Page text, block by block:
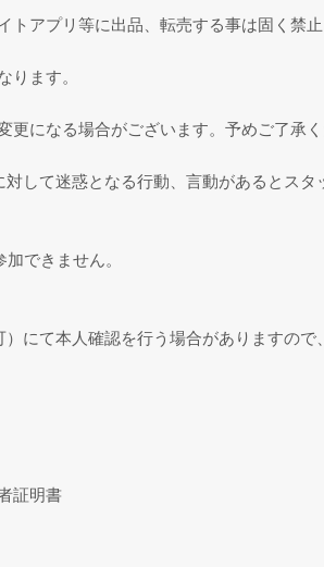
アプリ等に出品、転売する事は固く禁止
ます。
になる場合がございます。予めご了承く
して迷惑となる行動、言動があるとス
できません。
にて本人確認を行う場合がありますの
証明書